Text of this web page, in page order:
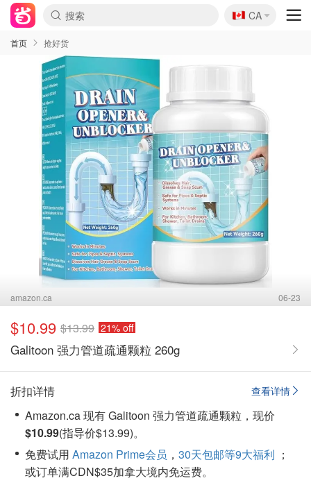
🇨🇦
CA
首页 抢好货
amazon.ca 06-23
$10.99 $13.99 21% off
Galitoon 强力管道疏通颗粒 260g
查看详情
折扣详情
Amazon.ca 现有 Galitoon 强力管道疏通颗粒，现价
$10.99(指导价$13.99)。
免费试用 Amazon Prime会员 ， 30天包邮等9大福利 ；
或订单满CDN$35加拿大境内免运费。